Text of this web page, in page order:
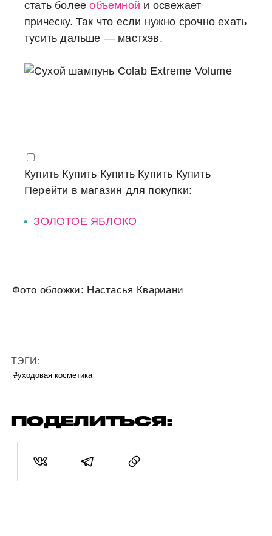
стать болееобъемной и освежает
прическу. Так что если нужно срочно ехать
тусить дальше — мастхэв.
Купить Купить Купить Купить Купить
Перейти в магазин для покупки:
ЗОЛОТОЕ ЯБЛОКО
Фото обложки: Настасья Квариани
ТЭГИ:
#уходовая косметика
ПОДЕЛИТЬСЯ: